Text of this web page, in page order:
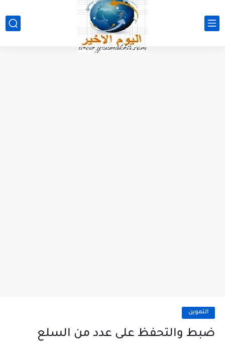
التموين
ضبط والتحفظ على عدد من السلع